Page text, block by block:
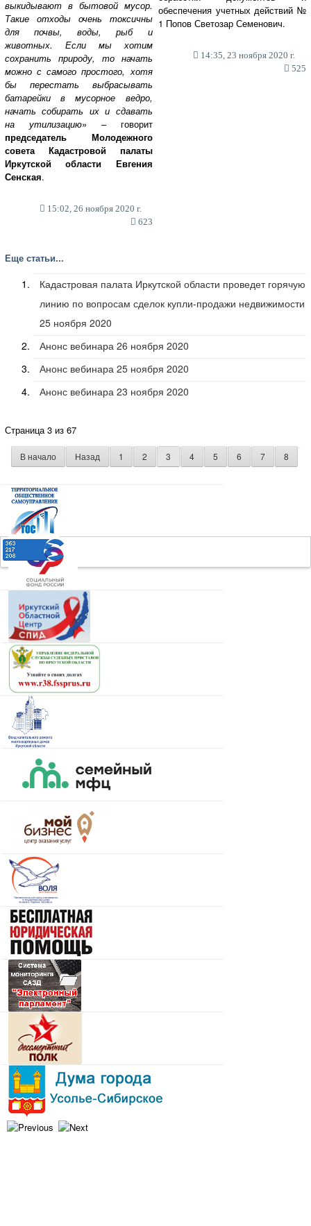
выкидывают в бытовой мусор.
Такие отходы очень токсичны
для почвы, воды, рыб и
животных. Если мы хотим
сохранить природу, то начать
можно с самого простого, хотя
бы перестать выбрасывать
батарейки в мусорное ведро,
начать собирать их и сдавать
на утилизацию» – говорит
председатель Молодежного
совета Кадастровой палаты
Иркутской области Евгения
Сенская.
15:02, 26 ноября 2020 г.
623
обеспечения учетных действий №
1 Попов Светозар Семенович.
14:35, 23 ноября 2020 г.
525
Еще статьи...
Кадастровая палата Иркутской области проведет горячую
линию по вопросам сделок купли-продажи недвижимости
25 ноября 2020
Анонс вебинара 26 ноября 2020
Анонс вебинара 25 ноября 2020
Анонс вебинара 23 ноября 2020
Страница 3 из 67
В начало Назад 1 2 3 4 5 6 7 8